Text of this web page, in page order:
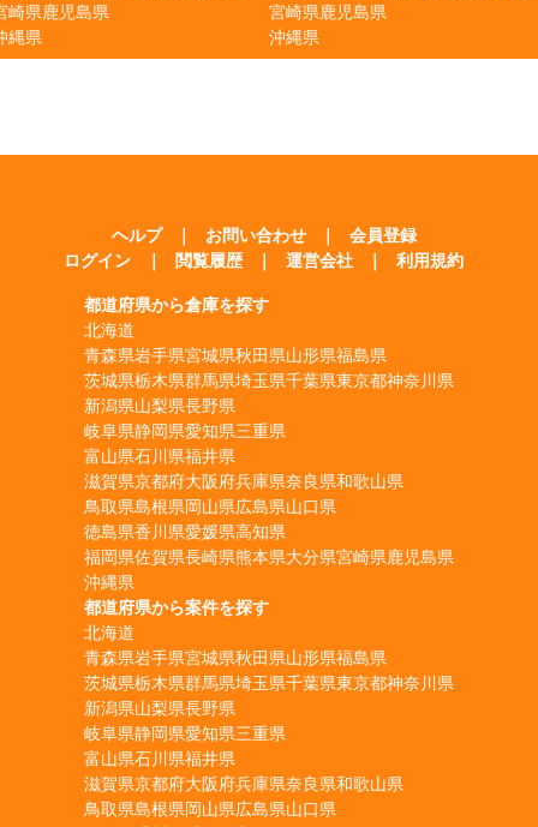
崎県鹿児島県
縄県
宮崎県鹿児島県
沖縄県
ヘルプ ｜ お問い合わせ ｜
会員登録
ログイン
｜ 閲覧履歴 ｜ 運営会社 ｜ 利用規約
都道府県から倉庫を探す
北海道
青森県岩手県宮城県秋田県山形県福島県
茨城県栃木県群馬県埼玉県千葉県東京都神奈川県
新潟県山梨県長野県
岐阜県静岡県愛知県三重県
富山県石川県福井県
滋賀県京都府大阪府兵庫県奈良県和歌山県
鳥取県島根県岡山県広島県山口県
徳島県香川県愛媛県高知県
福岡県佐賀県長崎県熊本県大分県宮崎県鹿児島県
沖縄県
都道府県から案件を探す
北海道
青森県岩手県宮城県秋田県山形県福島県
茨城県栃木県群馬県埼玉県千葉県東京都神奈川県
新潟県山梨県長野県
岐阜県静岡県愛知県三重県
富山県石川県福井県
滋賀県京都府大阪府兵庫県奈良県和歌山県
鳥取県島根県岡山県広島県山口県